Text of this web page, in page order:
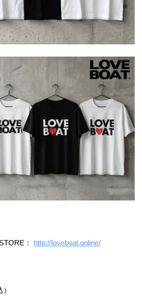
： http://loveboat.online/
）